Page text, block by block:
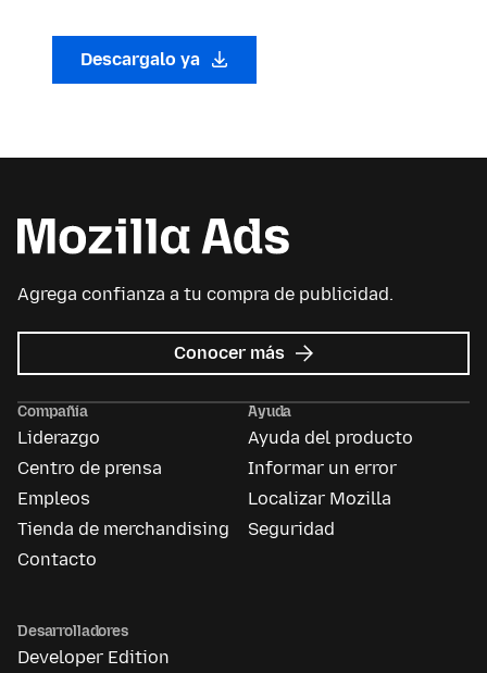
Descargalo ya
Agrega confianza a tu compra de publicidad.
Conocer más sobre
Mozilla
Compañía
Liderazgo
Centro de prensa
Empleos
Tienda de merchandising
Contacto
Ayuda
Ayuda del producto
Informar un error
Localizar Mozilla
Seguridad
Desarrolladores
Developer Edition